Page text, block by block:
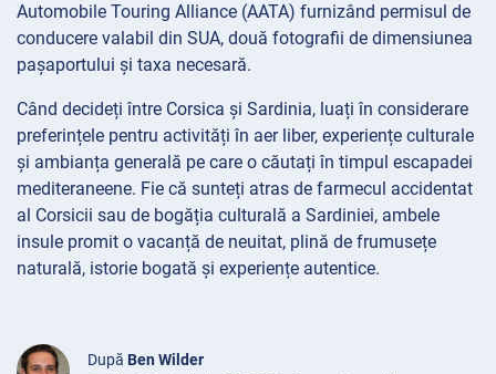
Automobile Touring Alliance (AATA) furnizând permisul de
conducere valabil din SUA, două fotografii de dimensiunea
pașaportului și taxa necesară.
Când decideți între Corsica și Sardinia, luați în considerare
preferințele pentru activități în aer liber, experiențe culturale
și ambianța generală pe care o căutați în timpul escapadei
mediteraneene. Fie că sunteți atras de farmecul accidentat
al Corsicii sau de bogăția culturală a Sardiniei, ambele
insule promit o vacanță de neuitat, plină de frumusețe
naturală, istorie bogată și experiențe autentice.
După Ben Wilder